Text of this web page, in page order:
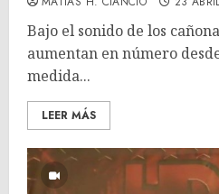
Bajo el sonido de los
aumentan en número
medida...
LEER MÁS